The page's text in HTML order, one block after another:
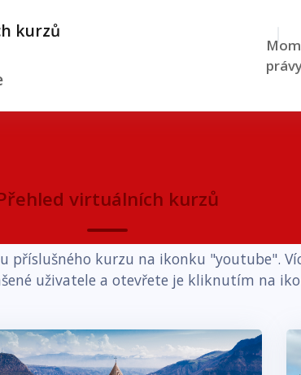
kurzů
virtuálních kurzů
příslušného kurzu na ikonku "youtube".
uživatele a otevřete je kliknutím na